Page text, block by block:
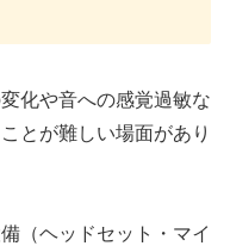
化や音への感覚過敏な
とが難しい場面があり
（ヘッドセット・マイ